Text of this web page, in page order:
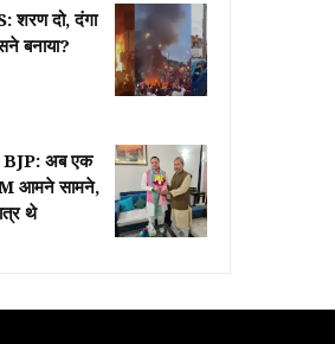
शरण दो, दंगा
बनाया?
अब एक
आमने सामने,
थे